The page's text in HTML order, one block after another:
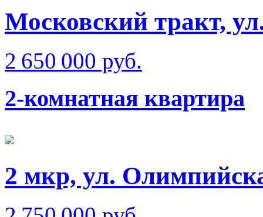
Московский тракт,
2 650 000 руб.
2-комнатная квартира
2 мкр, ул.